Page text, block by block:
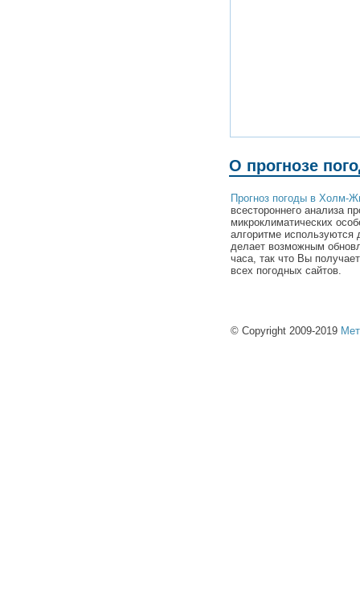
О прогнозе
Прогноз погоды в Холм-
всестороннего анализа
микроклиматических
алгоритме
делает возможным
часа, так что Вы
всех погодных сайтов.
© Copyright 2009-2019